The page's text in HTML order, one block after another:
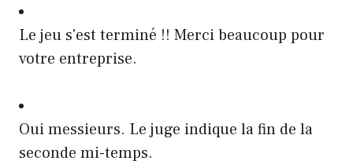
Le jeu s'est terminé !! Merci beaucoup pour
votre entreprise.
Oui messieurs. Le juge indique la fin de la
seconde mi-temps.